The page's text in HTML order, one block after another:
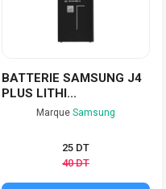
BATTERIE SAMSUNG J4
PLUS LITHI...
Marque Samsung
25 DT
40 DT